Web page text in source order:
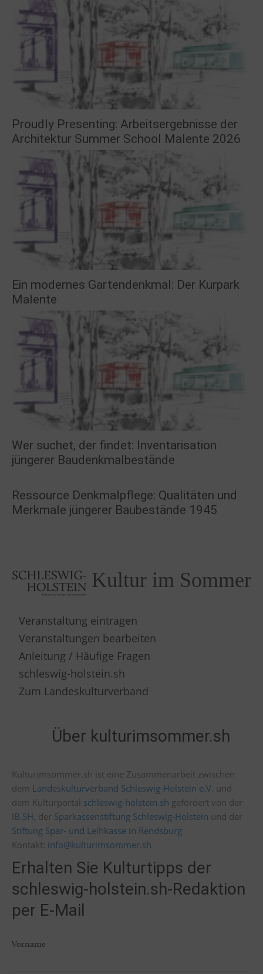
Proudly Presenting: Arbeitsergebnisse der
Architektur Summer School Malente 2026
Ein modernes Gartendenkmal: Der Kurpark
Malente
Wer suchet, der findet: Inventarisation
jüngerer Baudenkmalbestände
Ressource Denkmalpflege: Qualitäten und
Merkmale jüngerer Baubestände 1945
Kultur im Sommer
Veranstaltung eintragen
Veranstaltungen bearbeiten
Anleitung / Häufige Fragen
schleswig-holstein.sh
Zum Landeskulturverband
Über kulturimsommer.sh
Kulturimsommer.sh ist eine Zusammenarbeit zwischen
dem Landeskulturverband Schleswig-Holstein e.V. und
dem Kulturportal schleswig-holstein.sh gefördert von der
IB.SH, der Sparkassenstiftung Schleswig-Holstein und der
Stiftung Spar- und Leihkasse in Rendsburg
Kontakt: info@kulturimsommer.sh
Erhalten Sie Kulturtipps der
schleswig-holstein.sh-Redaktion
per E-Mail
Vorname